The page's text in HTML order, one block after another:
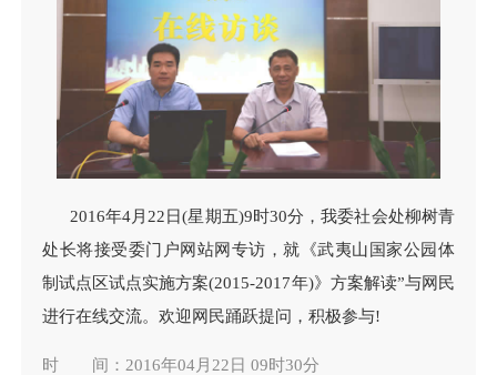
2016年4月22日(星期五)9时30分，我委社会处柳树青
处长将接受委门户网站网专访，就《武夷山国家公园体
制试点区试点实施方案(2015-2017年)》方案解读”与网民
进行在线交流。欢迎网民踊跃提问，积极参与!
时 间：2016年04月22日 09时30分